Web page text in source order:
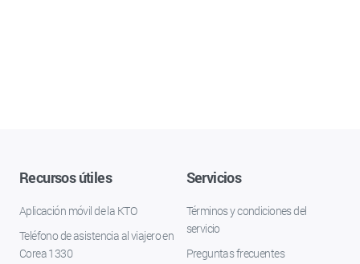
Recursos útiles
Aplicación móvil de la KTO
Teléfono de asistencia al viajero en
Corea 1330
Servicios
Términos y condiciones del
servicio
Preguntas frecuentes